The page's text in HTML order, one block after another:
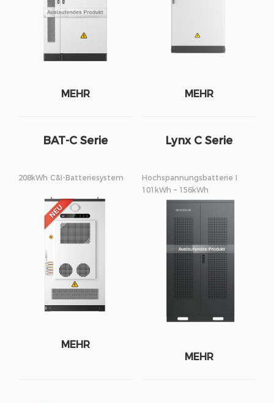
MEHR MEHR
BAT-C Serie
208kWh C&I-Batteriesystem
MEHR
Lynx C Serie
Hochspannungsbatterie I
101kWh – 156kWh
MEHR